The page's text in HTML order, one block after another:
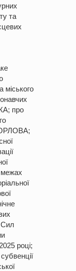
та
міського
про
ОРЛОВА;
межах
Сил
році;